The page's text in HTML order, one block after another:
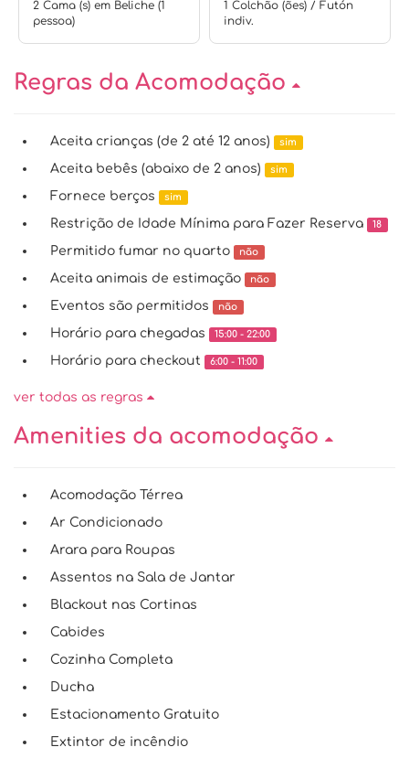
2 Cama (s) em Beliche (1
pessoa)
1 Colchão (ões) / Futón
indiv.
Regras da Acomodação
Aceita crianças (de 2 até 12 anos) sim
Aceita bebês (abaixo de 2 anos) sim
Fornece berços sim
Restrição de Idade Mínima para Fazer Reserva 18
Permitido fumar no quarto não
Aceita animais de estimação não
Eventos são permitidos não
Horário para chegadas 15:00 - 22:00
Horário para checkout 6:00 - 11:00
ver todas as regras
Amenities da acomodação
Acomodação Térrea
Ar Condicionado
Arara para Roupas
Assentos na Sala de Jantar
Blackout nas Cortinas
Cabides
Cozinha Completa
Ducha
Estacionamento Gratuito
Extintor de incêndio